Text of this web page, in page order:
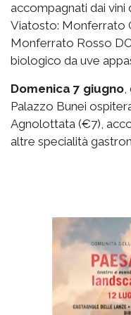
accompagnati dai vini
Viatosto: Monferrato
Monferrato Rosso
biologico da uve
Domenica 7 giugno,
Palazzo Bunei
Agnolottata (€7),
altre specialità